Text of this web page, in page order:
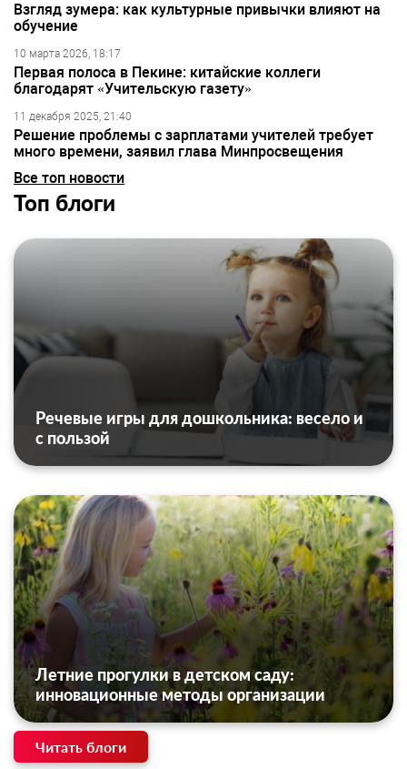
Взгляд зумера: как культурные привычки влияют на
обучение
10 марта 2026, 18:17
Первая полоса в Пекине: китайские коллеги
благодарят «Учительскую газету»
11 декабря 2025, 21:40
Решение проблемы с зарплатами учителей требует
много времени, заявил глава Минпросвещения
Все топ новости
Топ блоги
Речевые игры для дошкольника: весело и
с пользой
Летние прогулки в детском саду:
инновационные методы организации
Читать блоги